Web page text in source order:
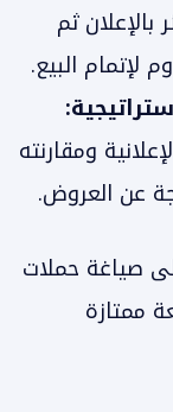
بالإعلان ثم
لإتمام البيع.
ومقارنته
عن العروض.
صياغة حملات
ممتازة